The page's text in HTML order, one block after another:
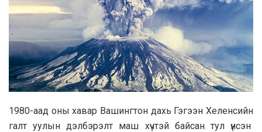
1980-аад оны хавар Вашингтон дахь Гэгээн Хеленсийн
галт уулын дэлбэрэлт маш хүчтэй байсан тул үнсэн